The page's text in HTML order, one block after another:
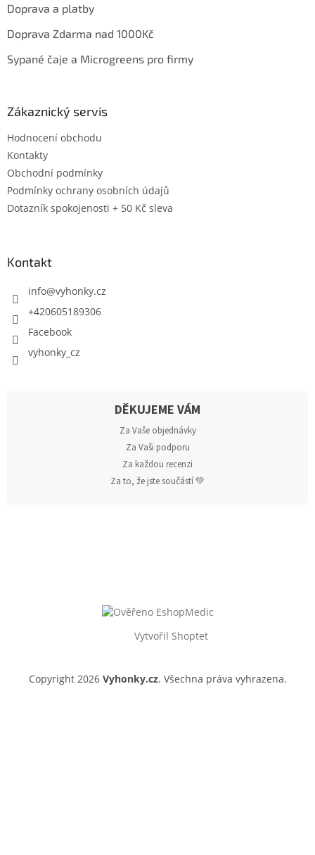
Doprava a platby
Doprava Zdarma nad 1000Kč
Sypané čaje a Microgreens pro firmy
Zákaznický servis
Hodnocení obchodu
Kontakty
Obchodní podmínky
Podmínky ochrany osobních údajů
Dotazník spokojenosti + 50 Kč sleva
Kontakt
info@vyhonky.cz
+420605189306
Facebook
vyhonky_cz
DĚKUJEME VÁM
Za Vaše objednávky
Za Vaši podporu
Za každou recenzi
Za to, že jste součástí 💚
Vytvořil Shoptet
Copyright 2026 Vyhonky.cz. Všechna práva vyhrazena.